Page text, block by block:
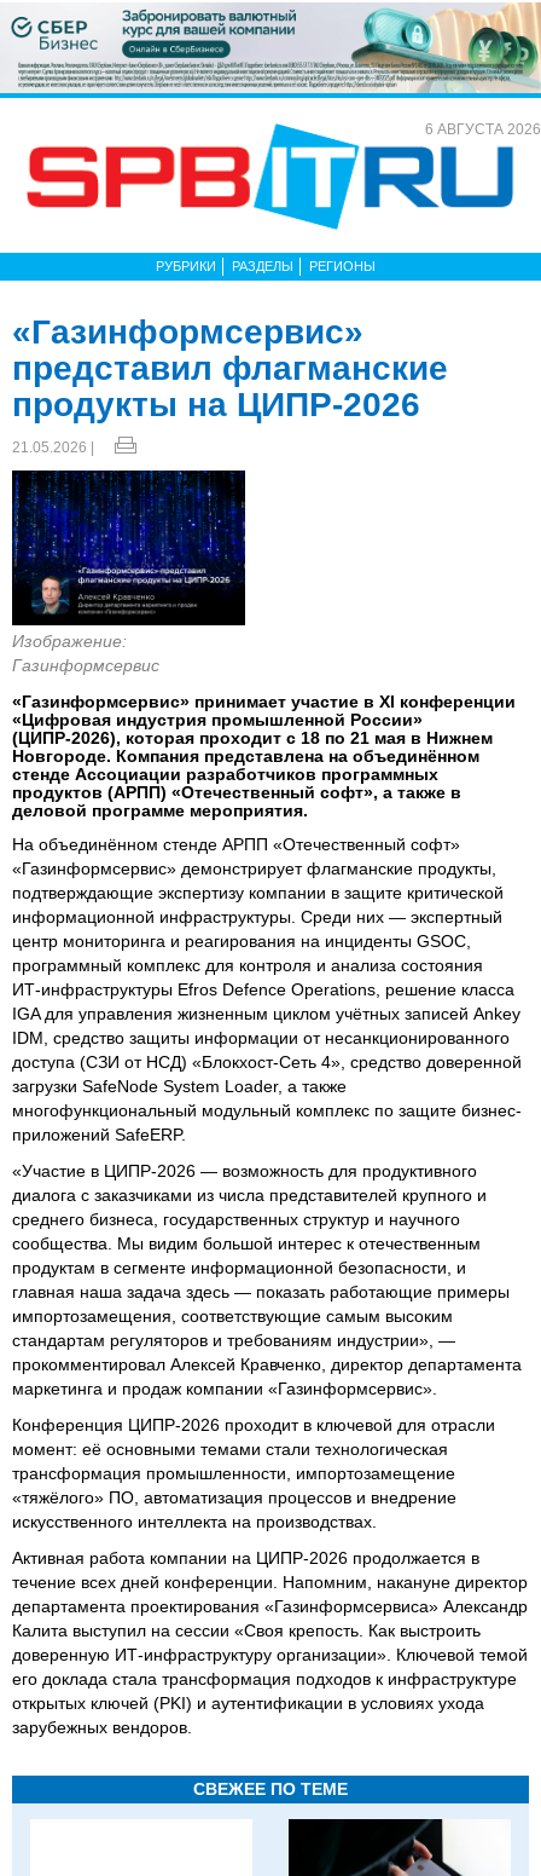
6 АВГУСТА 2026
РУБРИКИ РАЗДЕЛЫ РЕГИОНЫ
«Газинформсервис»
представил флагманские
продукты на ЦИПР‑2026
21.05.2026 |
Изображение:
Газинформсервис
«Газинформсервис» принимает участие в XI конференции
«Цифровая индустрия промышленной России»
(ЦИПР‑2026), которая проходит с 18 по 21 мая в Нижнем
Новгороде. Компания представлена на объединённом
стенде Ассоциации разработчиков программных
продуктов (АРПП) «Отечественный софт», а также в
деловой программе мероприятия.
На объединённом стенде АРПП «Отечественный софт»
«Газинформсервис» демонстрирует флагманские продукты,
подтверждающие экспертизу компании в защите критической
информационной инфраструктуры. Среди них — экспертный
центр мониторинга и реагирования на инциденты GSOC,
программный комплекс для контроля и анализа состояния
ИТ‑инфраструктуры Efros Defence Operations, решение класса
IGA для управления жизненным циклом учётных записей Ankey
IDM, средство защиты информации от несанкционированного
доступа (СЗИ от НСД) «Блокхост-Сеть 4», cредство доверенной
загрузки SafeNode System Loader, а также
многофункциональный модульный комплекс по защите бизнес-
приложений SafeERP.
«Участие в ЦИПР‑2026 — возможность для продуктивного
диалога с заказчиками из числа представителей крупного и
среднего бизнеса, государственных структур и научного
сообщества. Мы видим большой интерес к отечественным
продуктам в сегменте информационной безопасности, и
главная наша задача здесь — показать работающие примеры
импортозамещения, соответствующие самым высоким
стандартам регуляторов и требованиям индустрии», —
прокомментировал Алексей Кравченко, директор департамента
маркетинга и продаж компании «Газинформсервис».
Конференция ЦИПР‑2026 проходит в ключевой для отрасли
момент: её основными темами стали технологическая
трансформация промышленности, импортозамещение
«тяжёлого» ПО, автоматизация процессов и внедрение
искусственного интеллекта на производствах.
Активная работа компании на ЦИПР‑2026 продолжается в
течение всех дней конференции. Напомним, накануне директор
департамента проектирования «Газинформсервиса» Александр
Калита выступил на сессии «Своя крепость. Как выстроить
доверенную ИТ‑инфраструктуру организации». Ключевой темой
его доклада стала трансформация подходов к инфраструктуре
открытых ключей (PKI) и аутентификации в условиях ухода
зарубежных вендоров.
СВЕЖЕЕ ПО ТЕМЕ